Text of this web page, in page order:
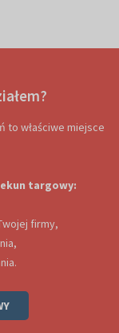
to właściwe miejsce
targowy:
firmy,